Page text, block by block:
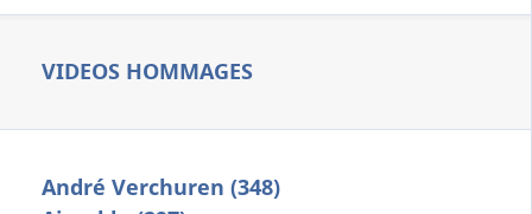
VIDEOS HOMMAGES
André Verchuren (348)